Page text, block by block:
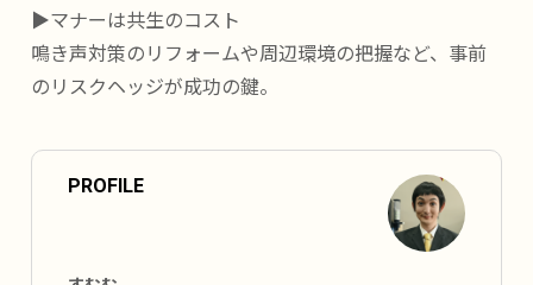
▶マナーは共生のコスト
鳴き声対策のリフォームや周辺環境の把握など、事前
のリスクヘッジが成功の鍵。
PROFILE